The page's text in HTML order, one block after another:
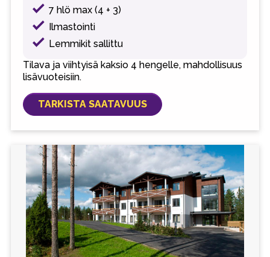
7 hlö max (4 + 3)
Ilmastointi
Lemmikit sallittu
Tilava ja viihtyisä kaksio 4 hengelle, mahdollisuus
lisävuoteisiin.
TARKISTA SAATAVUUS